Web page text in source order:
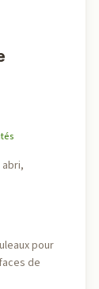
pour
de